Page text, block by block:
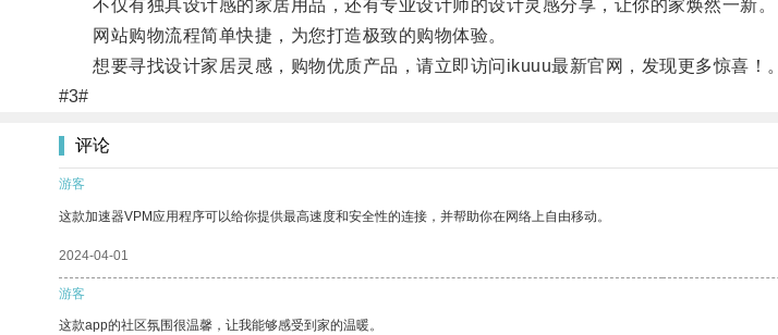
不仅有独具设计感的家居用品，还有专业设计师的设计灵感分享，让你的家焕然一新。
网站购物流程简单快捷，为您打造极致的购物体验。
想要寻找设计家居灵感，购物优质产品，请立即访问ikuuu最新官网，发现更多惊喜！。
#3#
评论
游客
这款加速器VPM应用程序可以给你提供最高速度和安全性的连接，并帮助你在网络上自由移动。
2024-04-01
游客
这款app的社区氛围很温馨，让我能够感受到家的温暖。